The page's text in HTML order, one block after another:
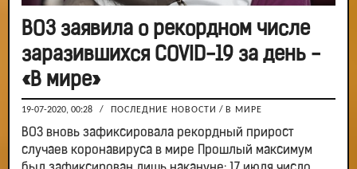
ВОЗ заявила о рекордном числе
заразившихся COVID-19 за день -
«В мире»
19-07-2020, 00:28 / ПОСЛЕДНИЕ НОВОСТИ / В МИРЕ
ВОЗ вновь зафиксировала рекордный прирост
случаев коронавируса в мире Прошлый максимум